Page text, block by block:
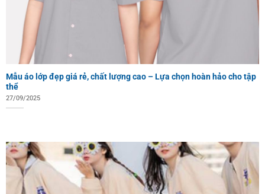
Mẫu áo lớp đẹp giá rẻ, chất lượng cao – Lựa chọn hoàn hảo cho tập
thể
27/09/2025